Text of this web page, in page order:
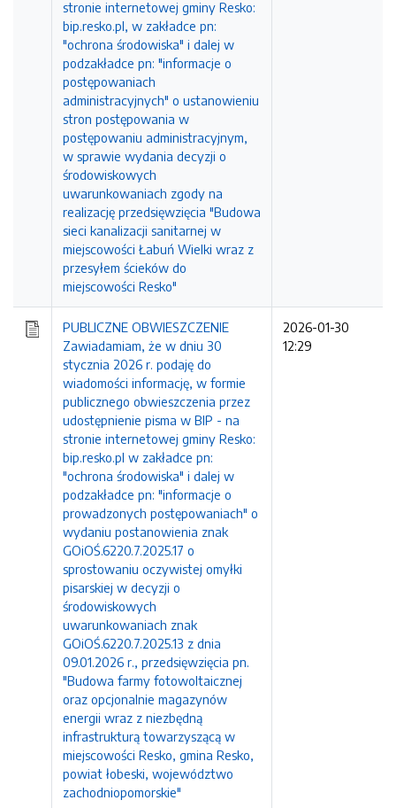
stronie internetowej gminy Resko:
bip.resko.pl, w zakładce pn:
"ochrona środowiska" i dalej w
podzakładce pn: "informacje o
postępowaniach
administracyjnych" o ustanowieniu
stron postępowania w
postępowaniu administracyjnym,
w sprawie wydania decyzji o
środowiskowych
uwarunkowaniach zgody na
realizację przedsięwzięcia "Budowa
sieci kanalizacji sanitarnej w
miejscowości Łabuń Wielki wraz z
przesyłem ścieków do
miejscowości Resko"
PUBLICZNE OBWIESZCZENIE
Zawiadamiam, że w dniu 30
stycznia 2026 r. podaję do
wiadomości informację, w formie
publicznego obwieszczenia przez
udostępnienie pisma w BIP - na
stronie internetowej gminy Resko:
bip.resko.pl w zakładce pn:
"ochrona środowiska" i dalej w
podzakładce pn: "informacje o
prowadzonych postępowaniach" o
wydaniu postanowienia znak
GOiOŚ.6220.7.2025.17 o
sprostowaniu oczywistej omyłki
pisarskiej w decyzji o
środowiskowych
uwarunkowaniach znak
GOiOŚ.6220.7.2025.13 z dnia
09.01.2026 r., przedsięwzięcia pn.
"Budowa farmy fotowoltaicznej
oraz opcjonalnie magazynów
energii wraz z niezbędną
infrastrukturą towarzyszącą w
miejscowości Resko, gmina Resko,
powiat łobeski, województwo
zachodniopomorskie"
2026-01-30
12:29